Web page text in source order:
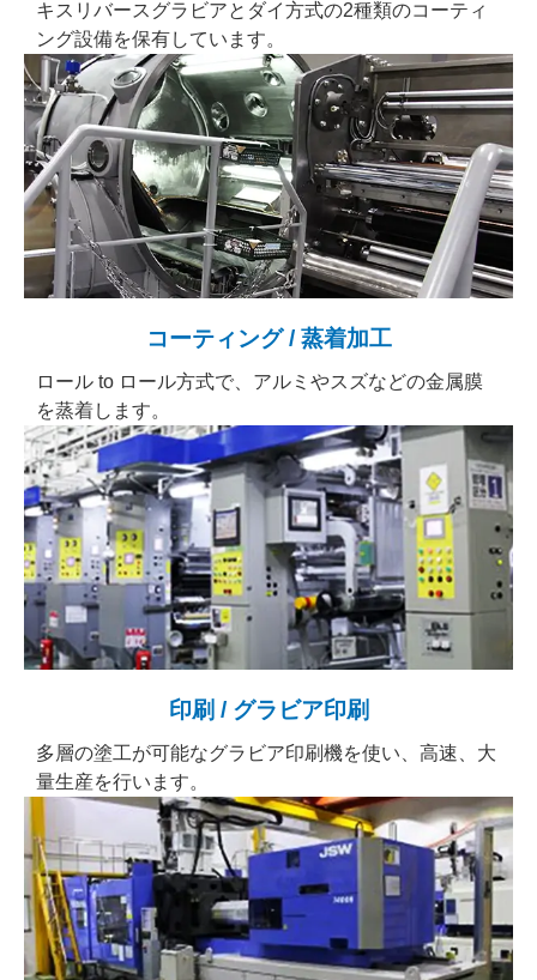
キスリバースグラビアとダイ方式の2種類のコーティ
ング設備を保有しています。
コーティング / 蒸着加工
ロール to ロール方式で、アルミやスズなどの金属膜
を蒸着します。
印刷 / グラビア印刷
多層の塗工が可能なグラビア印刷機を使い、高速、大
量生産を行います。